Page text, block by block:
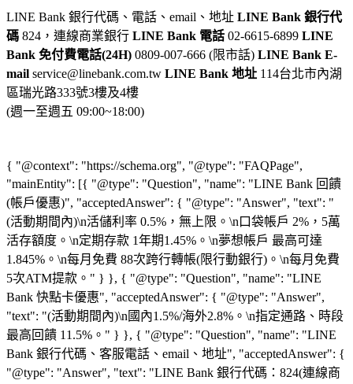
LINE Bank 銀行代碼、電話、email、地址 LINE Bank 銀行代
碼 824，連線商業銀行 LINE Bank 電話 02-6615-6899 LINE
Bank 免付費電話(24H) 0809-007-666 (限市話) LINE Bank E-
mail service@linebank.com.tw LINE Bank 地址 114台北市內湖
區瑞光路333號3樓及4樓
(週一至週五 09:00~18:00)
{ "@context": "https://schema.org", "@type": "FAQPage",
"mainEntity": [{ "@type": "Question", "name": "LINE Bank 回饋
(帳戶優惠)", "acceptedAnswer": { "@type": "Answer", "text": "
(活動期間內)\n活儲利率 0.5%，無上限。\n口袋帳戶 2%，5萬
活存額度。\n定期存款 1年期1.45%。\n夢想帳戶 最高可達
1.845%。\n每月免費 88次跨行轉帳(限行動銀行)。\n每月免費
5次ATM提款。" } }, { "@type": "Question", "name": "LINE
Bank 快點卡優惠", "acceptedAnswer": { "@type": "Answer",
"text": "(活動期間內)\n國內1.5%/海外2.8%。\n指定通路、時段
最高回饋 11.5%。" } }, { "@type": "Question", "name": "LINE
Bank 銀行代碼、客服電話、email、地址", "acceptedAnswer": {
"@type": "Answer", "text": "LINE Bank 銀行代碼：824(連線商